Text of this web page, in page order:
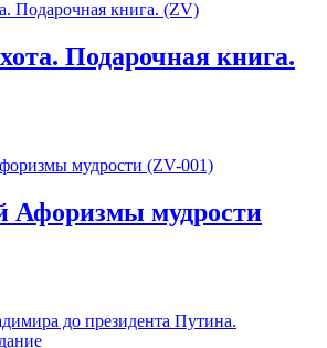
Подарочная книга.
Афоризмы мудрости